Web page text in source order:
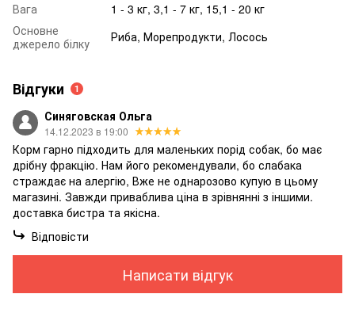
Вага
1 - 3 кг, 3,1 - 7 кг, 15,1 - 20 кг
Основне
джерело білку
Риба, Морепродукти, Лосось
Відгуки 1
Синяговская Ольга
14.12.2023 в 19:00
Корм гарно підходить для маленьких порід собак, бо має
дрібну фракцію. Нам його рекомендували, бо слабака
страждає на алергію, Вже не однарозово купую в цьому
магазині. Завжди приваблива ціна в зрівнянні з іншими.
доставка бистра та якісна.
Відповісти
Написати відгук